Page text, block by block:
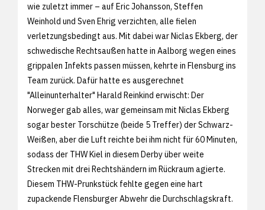
wie zuletzt immer – auf Eric Johansson, Steffen
Weinhold und Sven Ehrig verzichten, alle fielen
verletzungsbedingt aus. Mit dabei war Niclas Ekberg, der
schwedische Rechtsaußen hatte in Aalborg wegen eines
grippalen Infekts passen müssen, kehrte in Flensburg ins
Team zurück. Dafür hatte es ausgerechnet
"Alleinunterhalter" Harald Reinkind erwischt: Der
Norweger gab alles, war gemeinsam mit Niclas Ekberg
sogar bester Torschütze (beide 5 Treffer) der Schwarz-
Weißen, aber die Luft reichte bei ihm nicht für 60 Minuten,
sodass der THW Kiel in diesem Derby über weite
Strecken mit drei Rechtshändern im Rückraum agierte.
Diesem THW-Prunkstück fehlte gegen eine hart
zupackende Flensburger Abwehr die Durchschlagskraft.